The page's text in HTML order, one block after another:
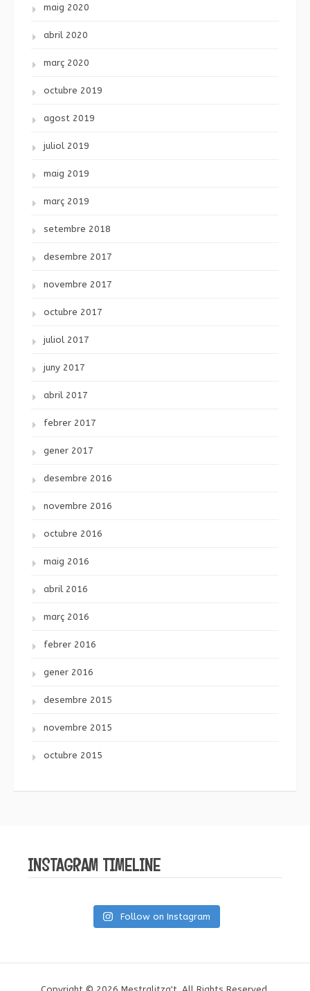
maig 2020
abril 2020
març 2020
octubre 2019
agost 2019
juliol 2019
maig 2019
març 2019
setembre 2018
desembre 2017
novembre 2017
octubre 2017
juliol 2017
juny 2017
abril 2017
febrer 2017
gener 2017
desembre 2016
novembre 2016
octubre 2016
maig 2016
abril 2016
març 2016
febrer 2016
gener 2016
desembre 2015
novembre 2015
octubre 2015
INSTAGRAM TIMELINE
Follow on Instagram